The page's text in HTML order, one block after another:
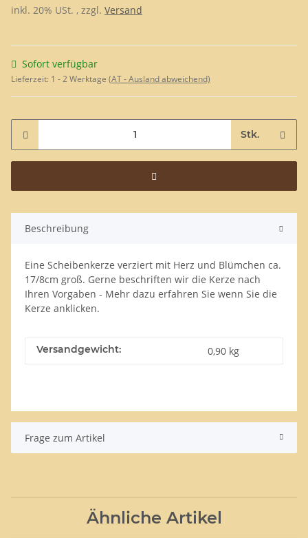
inkl. 20% USt. , zzgl. Versand
Sofort verfügbar
Lieferzeit: 1 - 2 Werktage (AT - Ausland abweichend)
Stk.
Beschreibung
Eine Scheibenkerze verziert mit Herz und Blümchen ca.
17/8cm groß. Gerne beschriften wir die Kerze nach
Ihren Vorgaben - Mehr dazu erfahren Sie wenn Sie die
Kerze anklicken.
Versandgewicht: 0,90 kg
Frage zum Artikel
Ähnliche Artikel